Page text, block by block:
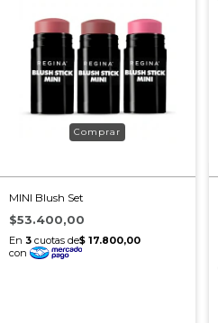
MINI Blush Set
$53.400,00